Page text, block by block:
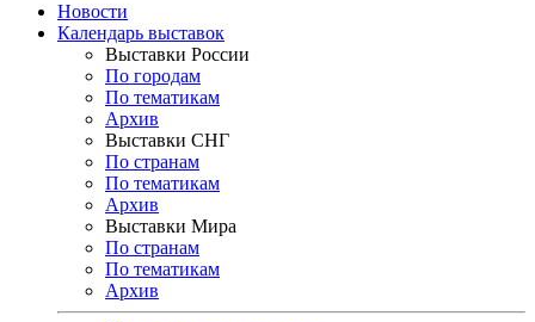
Новости
Календарь выставок
Выставки России
По городам
По тематикам
Архив
Выставки СНГ
По странам
По тематикам
Архив
Выставки Мира
По странам
По тематикам
Архив